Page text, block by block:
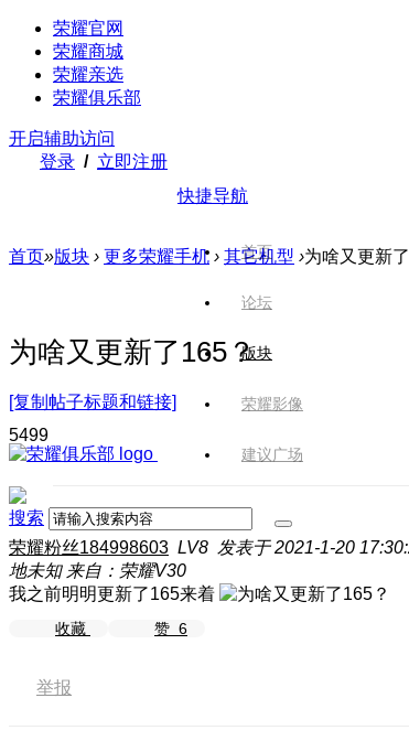
荣耀官网
荣耀商城
荣耀亲选
荣耀俱乐部
开启辅助访问
登录 / 立即注册
快捷导航
首页
论坛
版块
荣耀影像
建议广场
搜索
首页»版块 › 更多荣耀手机 › 其它机型 ›为啥又更新
为啥又更新了165？
[复制帖子标题和链接]
5499
荣耀粉丝184998603 LV8 发表于 2021-1-20
地未知 来自：荣耀V30
我之前明明更新了165来着
收藏 赞 6
举报